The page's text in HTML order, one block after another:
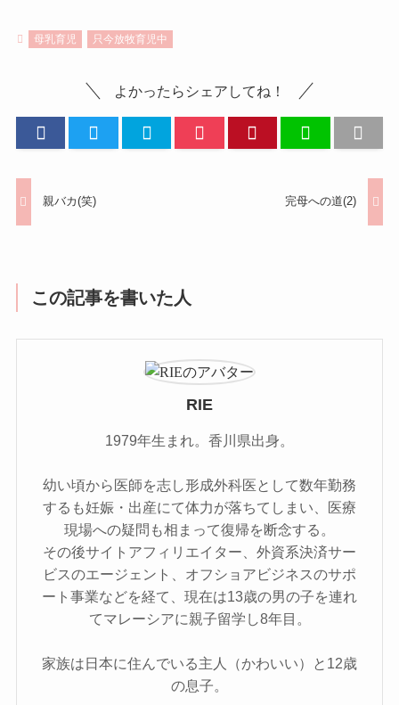
母乳育児 只今放牧育児中
よかったらシェアしてね！
親バカ(笑) 完母への道(2)
この記事を書いた人
RIE
1979年生まれ。香川県出身。
幼い頃から医師を志し形成外科医として数年勤務
するも妊娠・出産にて体力が落ちてしまい、医療
現場への疑問も相まって復帰を断念する。
その後サイトアフィリエイター、外資系決済サー
ビスのエージェント、オフショアビジネスのサポ
ート事業などを経て、現在は13歳の男の子を連れ
てマレーシアに親子留学し8年目。
家族は日本に住んでいる主人（かわいい）と12歳
の息子。